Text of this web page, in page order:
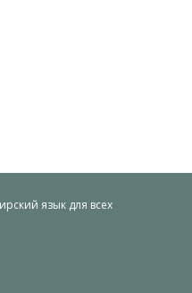
язык для всех